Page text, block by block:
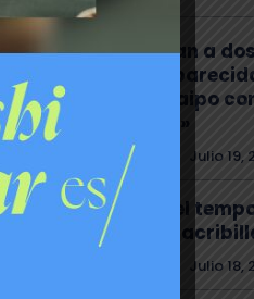
Buscan a
del Maipo
Chino»
Policial Julio 19,
Tras el
joven
Julio 18,